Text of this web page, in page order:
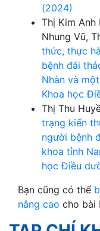
(2024)
Thị Kim Anh
Nhung Vũ,
thức, thực
bệnh đái
Nhàn và
Khoa học
Thị Thu
trạng kiến
người bệnh
khoa tỉnh
học Điều
Bạn cũng có thể
nâng cao cho bài